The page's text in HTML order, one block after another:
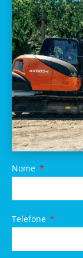
Nome
Telefone